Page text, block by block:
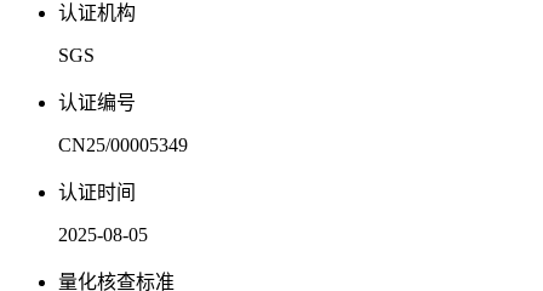
认证机构
SGS
认证编号
CN25/00005349
认证时间
2025-08-05
量化核查标准